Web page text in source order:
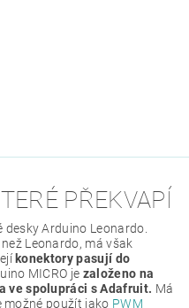
PŘEKVAPÍ
desky Arduino Leonardo.
Leonardo, má však
konektory pasují do
MICRO je založeno na
ve spolupráci s Adafruit. Má
možné použít jako PWM